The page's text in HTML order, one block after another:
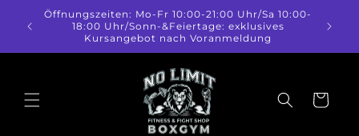
zum
Inhalt
Öffnungszeiten: Mo-Fr 10:00-21:00 Uhr/Sa 10:00-
18:00 Uhr/Sonn-&Feiertage: exklusives
Kursangebot nach Voranmeldung
Warenkorb